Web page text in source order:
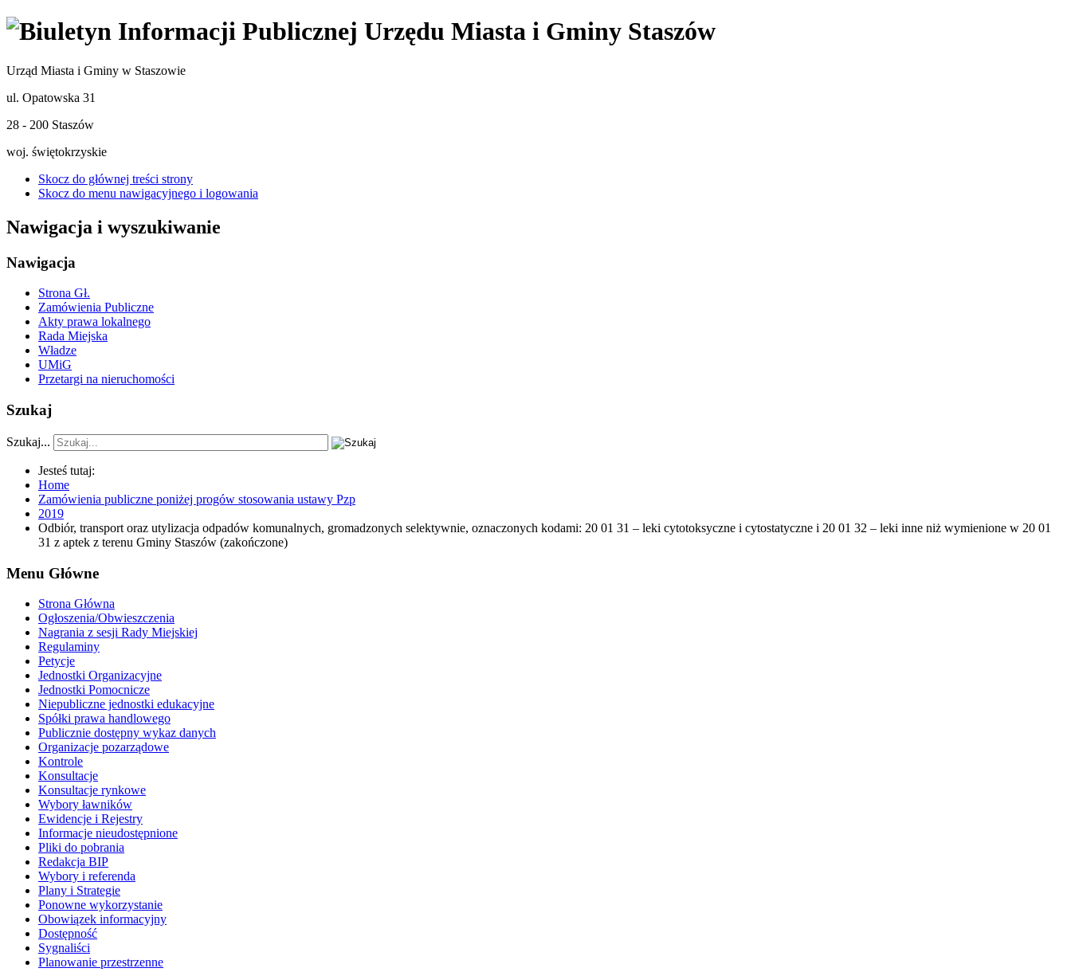
Urząd Miasta i Gminy w Staszowie
ul. Opatowska 31
28 - 200 Staszów
woj. świętokrzyskie
Skocz do głównej treści strony
Skocz do menu nawigacyjnego i logowania
Nawigacja i wyszukiwanie
Nawigacja
Strona Gł.
Zamówienia Publiczne
Akty prawa lokalnego
Rada Miejska
Władze
UMiG
Przetargi na nieruchomości
Szukaj
Szukaj...
Jesteś tutaj:
Home
Zamówienia publiczne poniżej progów stosowania ustawy Pzp
2019
Odbiór, transport oraz utylizacja odpadów komunalnych, gromadzonych selektywnie, oznaczonych kodami: 20 01 31 – leki cytotoksyczne i cytostatyczne i 20 01 32 – leki inne niż wymienione w 20 01
31 z aptek z terenu Gminy Staszów (zakończone)
Menu Główne
Strona Główna
Ogłoszenia/Obwieszczenia
Nagrania z sesji Rady Miejskiej
Regulaminy
Petycje
Jednostki Organizacyjne
Jednostki Pomocnicze
Niepubliczne jednostki edukacyjne
Spółki prawa handlowego
Publicznie dostępny wykaz danych
Organizacje pozarządowe
Kontrole
Konsultacje
Konsultacje rynkowe
Wybory ławników
Ewidencje i Rejestry
Informacje nieudostępnione
Pliki do pobrania
Redakcja BIP
Wybory i referenda
Plany i Strategie
Ponowne wykorzystanie
Obowiązek informacyjny
Dostępność
Sygnaliści
Planowanie przestrzenne